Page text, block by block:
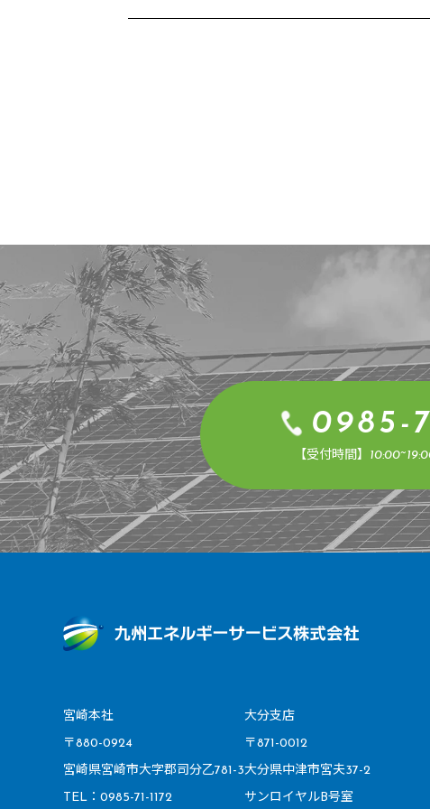
0985-
【受付時間】
宮崎本社
〒880-0924
宮崎県宮崎市大字郡司分乙781-3
TEL：0985-71-1172
大分支店
〒871-0012
大分県中津市宮夫37-2
サンロイヤルB号室